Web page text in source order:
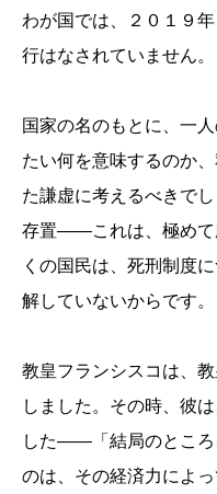
わが国では、２０１９
行はなされていません。
国家の名のもとに、一
たい何を意味するのか
た謙虚に考えるべきで
存置――これは、極めて
くの国民は、死刑制度
解していないからです。
教皇フランシスコは、
しました。その時、彼
した――「結局のところ
のは、その経済力によ